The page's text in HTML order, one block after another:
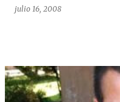
julio 16, 2008